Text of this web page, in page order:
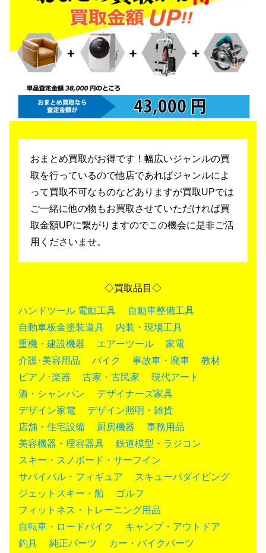
おまとめ買取がお得です！幅広いジャンルの買
取を行っているので他店であればジャンルによ
って買取不可なものなどありますが買取UPでは
ご一緒に他の物もお買取させていただければ買
取金額UPに繋がりますのでこの機会に是非ご活
用くださいませ。
◇買取品目◇
ハンドツール 電動工具
自動車整備工具
自動車板金塗装道具
内装・現場工具
重機・建設機器
エアーツール
家電
介護･美容用品
バイク 事故車・廃車
教材
ピアノ･楽器
古家・古民家
現代アート
酒・シャンパン
デザイナーズ家具
デザイン家電
デザイン照明・雑貨
店舗・住宅設備
厨房機器
事務用品
美容機器・理容器具
鉄道模型・ラジコン
スキー・スノボード・サーフイン
サバイバル・フィギュア
スキューバダイビング
ジェットスキー・船
ゴルフ
フィットネス・トレーニング用品
自転車・ロードバイク
キャンプ・アウトドア
釣具
純正パーツ カー・バイクパーツ